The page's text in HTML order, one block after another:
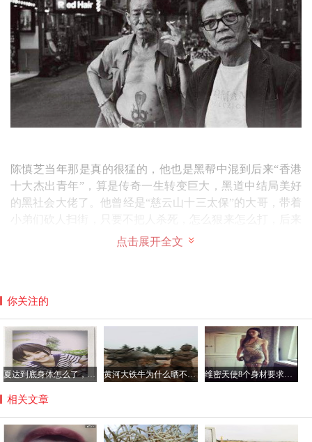
陈慎芝当年那是真的很猛的，他也是黑帮中混到后来“香港
十大杰出青年”，算是传奇一生转变巨大，黑道中结局美好
的黑社会大佬了。他曾经是“慈云山十三太保”的大哥，带着
他染上了吸毒，吸毒吸的周围的亲人都对他失去信心了。
点击展开全文
你关注的
夏达到底身体怎么了，夏达在日本有多红？ 黄河大铁牛为什么晒不烫，八只黄河铁牛另四个在哪里？ 维密天使8个身材要求是哪8个，维密天使平均体重多少斤？
相关文章